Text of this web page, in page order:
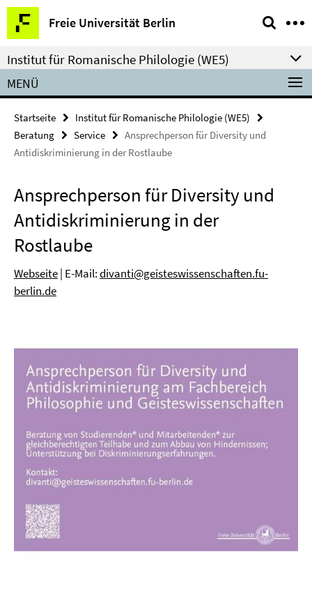
Springe
direkt
zu
Inhalt
Freie Universität Berlin
Service-
Navigation
Institut für Romanische Philologie (WE5)
MENÜ
Startseite
Institut für Romanische Philologie (WE5)
Beratung
Service
Ansprechperson für Diversity und
Antidiskriminierung in der Rostlaube
Ansprechperson für Diversity und
Antidiskriminierung in der
Rostlaube
Webseite| E-Mail:divanti@geisteswissenschaften.fu-
berlin.de